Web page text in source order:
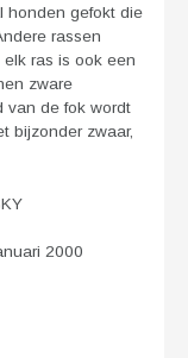
honden gefokt die
rassen
ras is ook een
zware
van de fok wordt
bijzonder zwaar,
2000